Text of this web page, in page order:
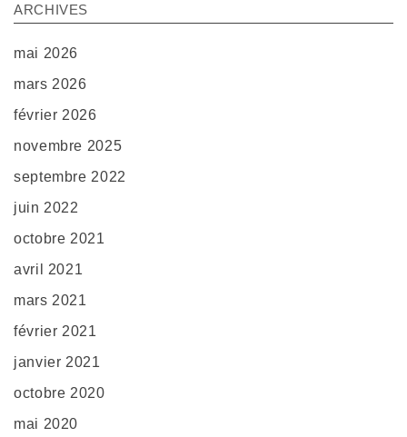
ARCHIVES
mai 2026
mars 2026
février 2026
novembre 2025
septembre 2022
juin 2022
octobre 2021
avril 2021
mars 2021
février 2021
janvier 2021
octobre 2020
mai 2020